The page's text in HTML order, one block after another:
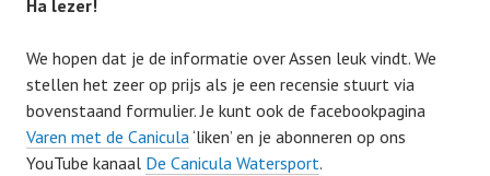
Ha lezer!
We hopen dat je de informatie over Assen leuk vindt. We
stellen het zeer op prijs als je een recensie stuurt via
bovenstaand formulier. Je kunt ook de facebookpagina
Varen met de Canicula‘liken’ en je abonneren op ons
YouTube kanaal De Canicula Watersport.